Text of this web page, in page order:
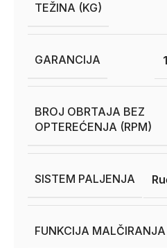
TEŽINA (KG)
GARANCIJA
BROJ OBRTAJA BEZ
OPTEREĆENJA (RPM)
SISTEM PALJENJA
FUNKCIJA MALČIRANJA